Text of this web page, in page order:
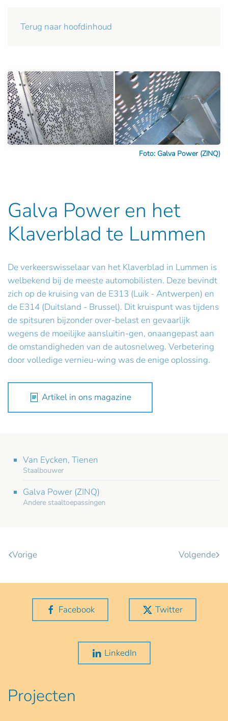
Terug naar hoofdinhoud
Foto: Galva Power (ZINQ)
Galva Power en het
Klaverblad te Lummen
De verkeerswisselaar van het Klaverblad in Lummen is
welbekend bij de meeste automobilisten. Deze bevindt
zich op de kruising van de E313 (Luik - Antwerpen) en
de E314 (Duitsland - Brussel). Dit kruispunt was tijdens
de spitsuren bijzonder over-belast en gevaarlijk
wegens de moeilijke aansluitin-gen, onaangepast aan
de omstandigheden van de autosnelweg. Verbetering
door volledige vernieu-wing was de enige oplossing.
Artikel in ons magazine
Van Eycken, Tienen
Staalbouwer
Galva Power (ZINQ)
Andere staaltoepassingen
Vorige Volgende
Facebook Twitter
LinkedIn
Projecten